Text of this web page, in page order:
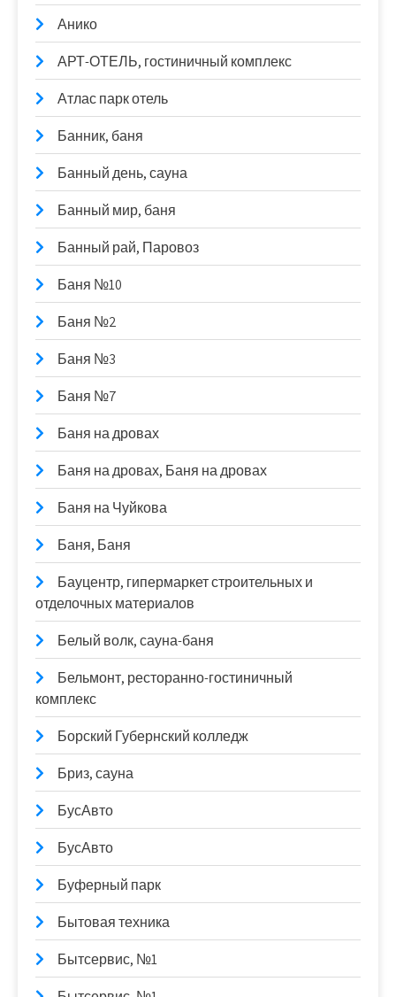
Анико
АРТ-ОТЕЛЬ, гостиничный комплекс
Атлас парк отель
Банник, баня
Банный день, сауна
Банный мир, баня
Банный рай, Паровоз
Баня №10
Баня №2
Баня №3
Баня №7
Баня на дровах
Баня на дровах, Баня на дровах
Баня на Чуйкова
Баня, Баня
Бауцентр, гипермаркет строительных и
отделочных материалов
Белый волк, сауна-баня
Бельмонт, ресторанно-гостиничный
комплекс
Борский Губернский колледж
Бриз, сауна
БусАвто
БусАвто
Буферный парк
Бытовая техника
Бытсервис, №1